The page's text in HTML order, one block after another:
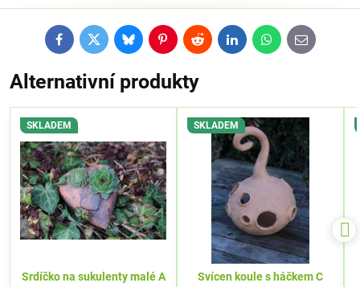
FacebookTwitterBlueskyPinterestRedditLinkedInWhatsApp
E-
mail
Alternativní produkty
SKLADEM
Srdíčko na sukulenty malé A
SKLADEM
Svícen koule s háčkem C